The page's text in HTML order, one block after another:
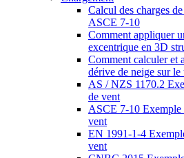
Calcul des charges
ASCE 7-10
Comment appliquer
excentrique en 3D
Comment calculer et
dérive de neige sur
AS / NZS 1170.2
de vent
ASCE 7-10 Exemple
vent
EN 1991-1-4
vent